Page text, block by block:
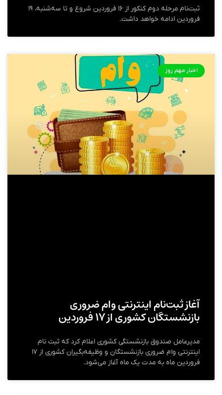
ثبت‌نام مرحله دوم کنکور از ۱۶ فروردین شروع و تا سه‌شنبه، ۱۹
فروردین ادامه خواهد داشت.
اخبار مهم روز
آغاز ثبت‌نام اینترنتی وام ضروری
بازنشستگان کشوری از ۱۷ فروردین
مدیرعامل صندوق بازنشستگی کشوری اعلام کرد که ثبت نام
اینترنتی وام ضروری بازنشستگان و وظیفه‌بگیران کشوری از ۱۷
فروردین ماه به مدت یک ماه آغاز می‌شود.